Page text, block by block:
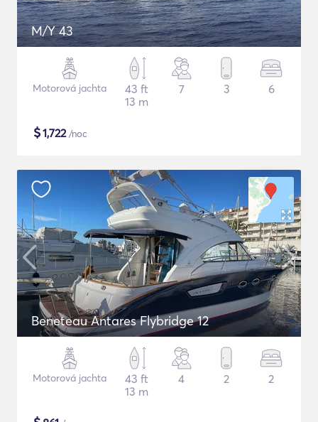
M/Y 43
Motorová jachta
43 ft
13 m
7 3 6
$1,722/noc
Beneteau Antares Flybridge 12
Motorová jachta
43 ft
13 m
4 2 2